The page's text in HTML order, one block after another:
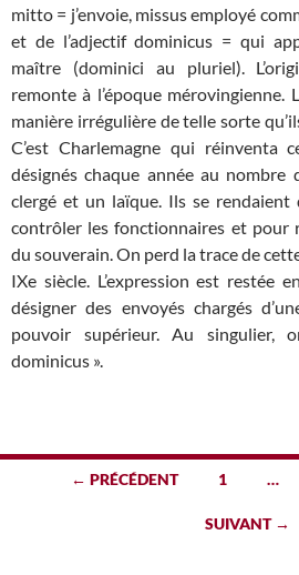
mitto = j’envoie, missus employé
et de l’adjectif dominicus = qui
maître (dominici au pluriel).
remonte à l’époque mérovingienne.
manière irrégulière de telle sorte
C’est Charlemagne qui réinventa
désignés chaque année au nombre
clergé et un laïque. Ils se rendaient
contrôler les fonctionnaires et pour
du souverain. On perd la trace de
IXe siècle. L’expression est restée
désigner des envoyés chargés
pouvoir supérieur. Au singulier,
dominicus ».
Navigation
← PRÉCÉDENT 1 …
SUIVANT →